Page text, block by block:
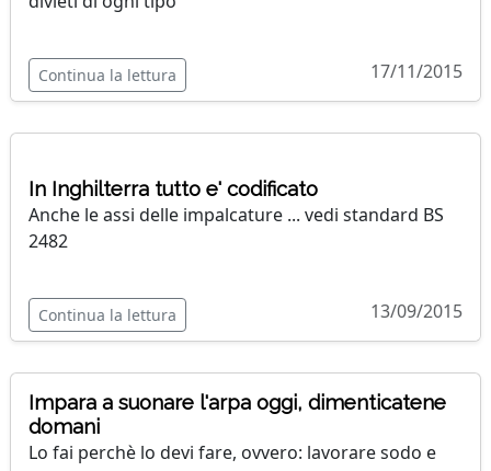
Continua la lettura 17/11/2015
In Inghilterra tutto e' codificato
Anche le assi delle impalcature ... vedi standard BS
2482
Continua la lettura 13/09/2015
Impara a suonare l'arpa oggi, dimenticatene
domani
Lo fai perchè lo devi fare, ovvero: lavorare sodo e